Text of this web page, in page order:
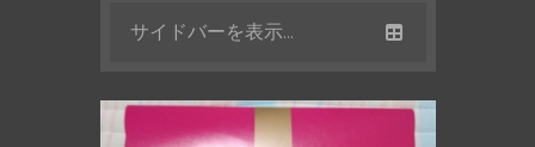
サイドバーを表示...